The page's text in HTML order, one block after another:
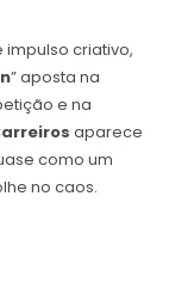
criativo,
” aposta na
e na
aparece
como um
no caos.